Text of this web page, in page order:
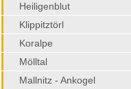
Heiligenblut
Klippitztörl
Koralpe
Mölltal
Mallnitz - Ankogel